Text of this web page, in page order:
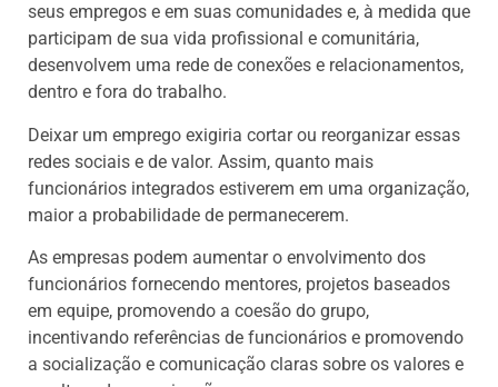
seus empregos e em suas comunidades e, à medida que
participam de sua vida profissional e comunitária,
desenvolvem uma rede de conexões e relacionamentos,
dentro e fora do trabalho.
Deixar um emprego exigiria cortar ou reorganizar essas
redes sociais e de valor. Assim, quanto mais
funcionários integrados estiverem em uma organização,
maior a probabilidade de permanecerem.
As empresas podem aumentar o envolvimento dos
funcionários fornecendo mentores, projetos baseados
em equipe, promovendo a coesão do grupo,
incentivando referências de funcionários e promovendo
a socialização e comunicação claras sobre os valores e